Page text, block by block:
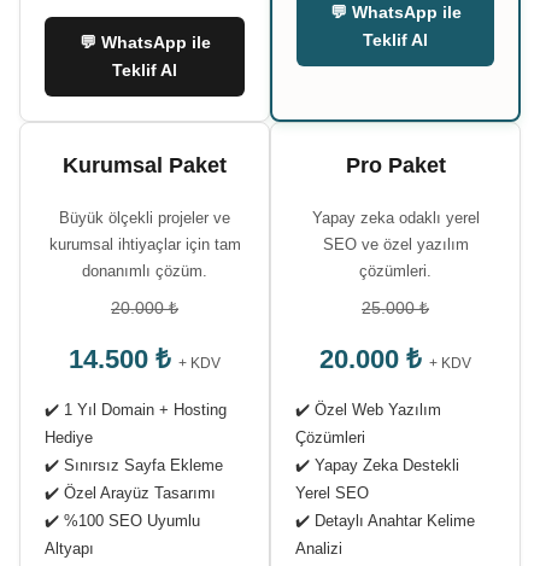
💬 WhatsApp ile
Teklif Al
💬 WhatsApp ile
Teklif Al
Kurumsal Paket
Büyük ölçekli projeler ve
kurumsal ihtiyaçlar için tam
donanımlı çözüm.
20.000 ₺
14.500 ₺ + KDV
✔️ 1 Yıl Domain + Hosting
Hediye
✔️ Sınırsız Sayfa Ekleme
✔️ Özel Arayüz Tasarımı
✔️ %100 SEO Uyumlu
Altyapı
Pro Paket
Yapay zeka odaklı yerel
SEO ve özel yazılım
çözümleri.
25.000 ₺
20.000 ₺ + KDV
✔️ Özel Web Yazılım
Çözümleri
✔️ Yapay Zeka Destekli
Yerel SEO
✔️ Detaylı Anahtar Kelime
Analizi